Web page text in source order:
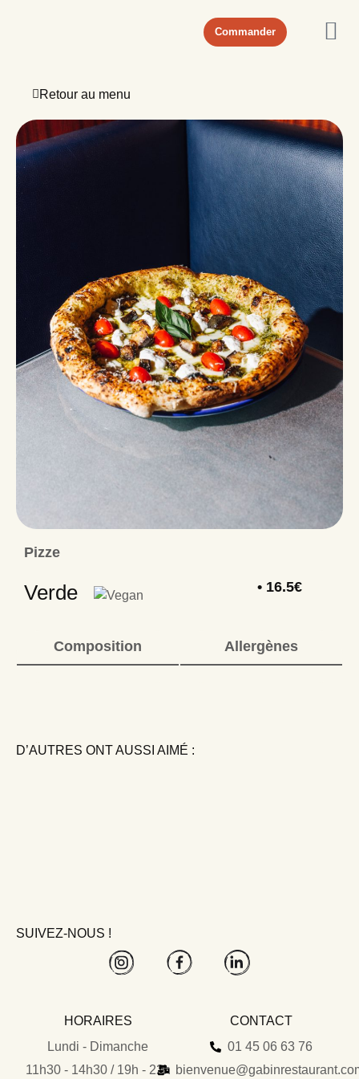
Commander
Retour au menu
Pizze
Verde • 16.5€
Composition Allergènes
D’AUTRES ONT AUSSI AIMÉ :
SUIVEZ-NOUS !
HORAIRES
Lundi - Dimanche
11h30 - 14h30 / 19h - 22h
CONTACT
01 45 06 63 76